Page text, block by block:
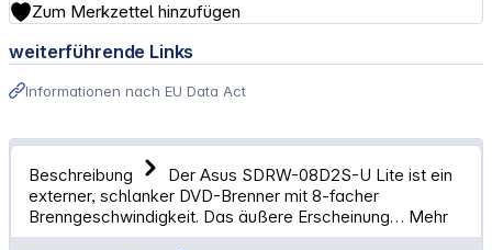
Zum Merkzettel hinzufügen
weiterführende Links
Informationen nach EU Data Act
Beschreibung
Der Asus SDRW-08D2S-U Lite ist ein
externer, schlanker DVD-Brenner mit 8-facher
Brenngeschwindigkeit. Das äußere Erscheinung… Mehr